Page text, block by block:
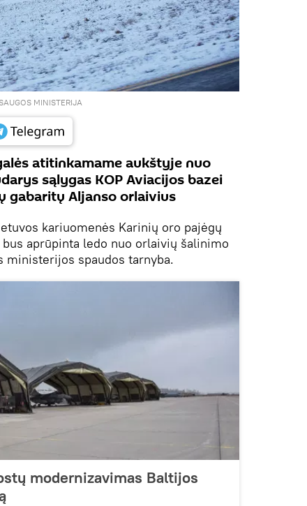
MINISTERIJA
atitinkamame aukštyje nuo
sąlygas KOP Aviacijos bazei
gabaritų Aljanso orlaivius
kariuomenės Karinių oro pajėgų
aprūpinta ledo nuo orlaivių šalinimo
ministerijos spaudos tarnyba.
modernizavimas Baltijos